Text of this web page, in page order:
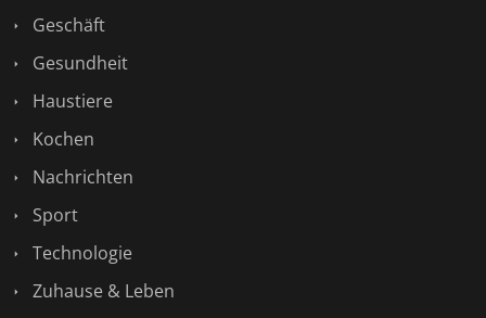
Geschäft
Gesundheit
Haustiere
Kochen
Nachrichten
Sport
Technologie
Zuhause & Leben